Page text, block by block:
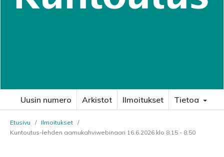
Uusin numero Arkistot Ilmoitukset Tietoa
Etusivu / Ilmoitukset /
Kuntoutus-lehden aamukahviwebinaari 16.6.2026 klo 8.15 - 8.50